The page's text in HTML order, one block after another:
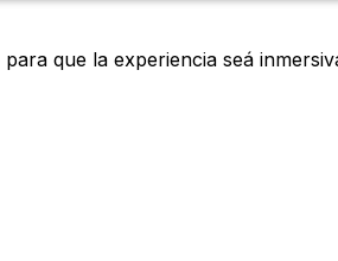
que la experiencia seá